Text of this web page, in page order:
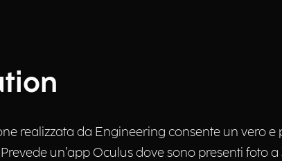
realizzata da Engineering consente un vero
Prevede un’app Oculus dove sono presenti foto